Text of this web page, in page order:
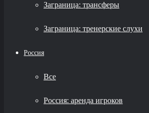
Заграница: трансферы
Заграница: тренерские слухи
Россия
Все
Россия: аренда игроков